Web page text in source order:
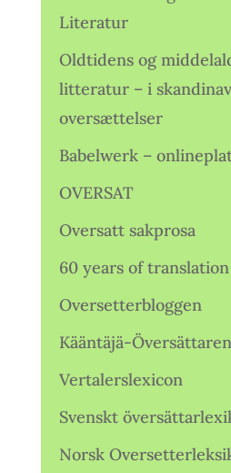
Literatur
Oldtidens og
litteratur – i
oversættelser
Babelwerk –
OVERSAT
Oversatt sakprosa
60 years of translation
Oversetterbloggen
Kääntäjä-Översättaren
Vertalerslexicon
Svenskt
Norsk